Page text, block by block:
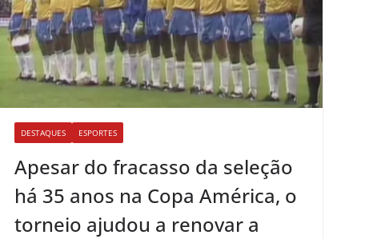
DESTAQUES ESPORTES
Apesar do fracasso da seleção
há 35 anos na Copa América, o
torneio ajudou a renovar a